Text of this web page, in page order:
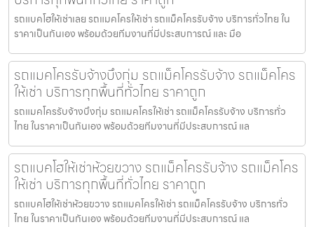
รถแบคโฮให้เช่าเลย รถแมคโครให้เช่า รถแม็คโครรับจ้าง บริการทั่วไทย ใน
ราคาเป็นกันเอง พร้อมด้วยทีมงานที่มีประสบการณ์ และ มือ
รถแมคโครรับจ้างบึงกุ่ม รถแม็คโครรับจ้าง รถแม็คโคร
ให้เช่า บริการทุกพื้นที่ทั่วไทย ราคาถูก
รถแมคโครรับจ้างบึงกุ่ม รถแมคโครให้เช่า รถแม็คโครรับจ้าง บริการทั่ว
ไทย ในราคาเป็นกันเอง พร้อมด้วยทีมงานที่มีประสบการณ์ แล
รถแบคโฮให้เช่าห้วยขวาง รถแม็คโครรับจ้าง รถแม็คโคร
ให้เช่า บริการทุกพื้นที่ทั่วไทย ราคาถูก
รถแบคโฮให้เช่าห้วยขวาง รถแมคโครให้เช่า รถแม็คโครรับจ้าง บริการทั่ว
ไทย ในราคาเป็นกันเอง พร้อมด้วยทีมงานที่มีประสบการณ์ แล